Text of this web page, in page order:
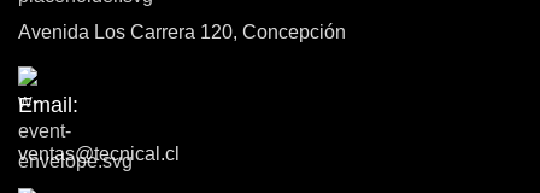
Avenida Los Carrera 120, Concepción
Email:
ventas@tecnical.cl